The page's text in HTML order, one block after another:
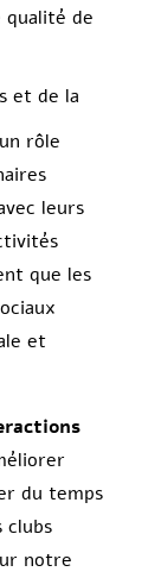
de
et de la
rôle
leurs
que les
et
du temps
clubs
notre